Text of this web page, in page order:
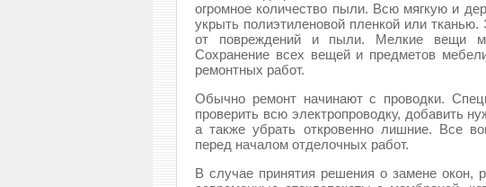
огромное количество пыли. Всю мягкую и
укрыть полиэтиленовой пленкой или
от повреждений и пыли. Мелкие вещи
Сохранение всех вещей и предметов
ремонтных работ.
Обычно ремонт начинают с проводки.
проверить всю электропроводку, добавить
а также убрать откровенно лишние. Все
перед началом отделочных работ.
В случае принятия решения о замене окон,